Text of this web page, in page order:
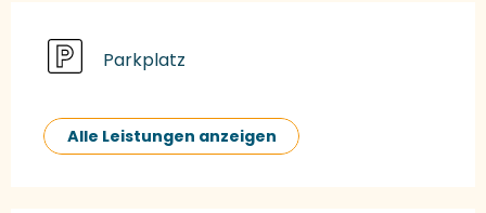
Parkplatz
Alle Leistungen anzeigen